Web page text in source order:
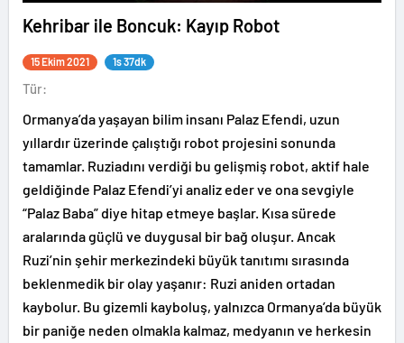
Kehribar ile Boncuk: Kayıp Robot
15 Ekim 2021 1s 37dk
Tür:
Ormanya’da yaşayan bilim insanı Palaz Efendi, uzun
yıllardır üzerinde çalıştığı robot projesini sonunda
tamamlar. Ruziadını verdiği bu gelişmiş robot, aktif hale
geldiğinde Palaz Efendi’yi analiz eder ve ona sevgiyle
“Palaz Baba” diye hitap etmeye başlar. Kısa sürede
aralarında güçlü ve duygusal bir bağ oluşur. Ancak
Ruzi’nin şehir merkezindeki büyük tanıtımı sırasında
beklenmedik bir olay yaşanır: Ruzi aniden ortadan
kaybolur. Bu gizemli kayboluş, yalnızca Ormanya’da büyük
bir paniğe neden olmakla kalmaz, medyanın ve herkesin